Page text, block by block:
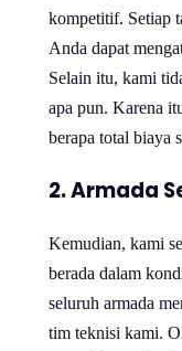
kompetitif. Setiap
Anda dapat
Selain itu, kami
apa pun. Karena
berapa total biaya
2. Armada
Kemudian, kami
berada dalam
seluruh armada
tim teknisi kami.